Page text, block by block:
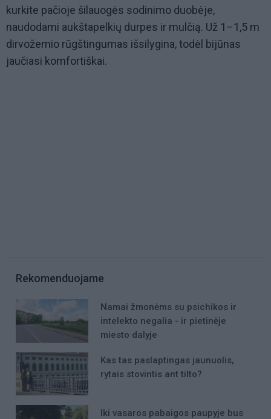
kurkite pačioje šilauogės sodinimo duobėje,
naudodami aukštapelkių durpes ir mulčią. Už 1–1,5 m
dirvožemio rūgštingumas išsilygina, todėl bijūnas
jaučiasi komfortiškai.
Rekomenduojame
Namai žmonėms su psichikos ir
intelekto negalia - ir pietinėje
miesto dalyje
Kas tas paslaptingas jaunuolis,
rytais stovintis ant tilto?
Iki vasaros pabaigos paupyje bus